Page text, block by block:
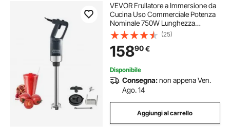
VEVOR Frullatore a Immersione da
Cucina Uso Commerciale Potenza
Nominale 750W Lunghezza
755mm Velocità Regolabile,
Frullatore Tritatutto da Cucina
Commerciale per Zuppe Salsa
Pesto Materiale Frullato
(25)
15890€
Disponibile
Consegna:non appena Ven.
Ago. 14
Aggiungi al carrello